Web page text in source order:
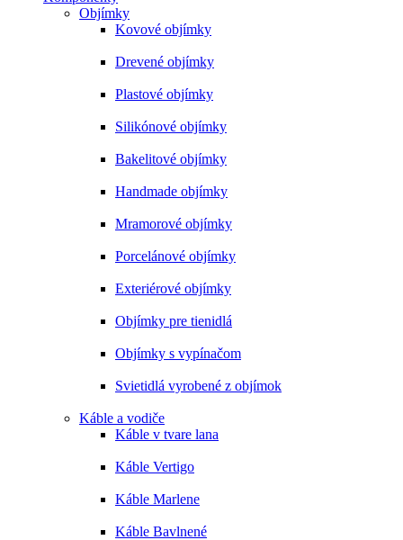
Objímky
Kovové objímky
Drevené objímky
Plastové objímky
Silikónové objímky
Bakelitové objímky
Handmade objímky
Mramorové objímky
Porcelánové objímky
Exteriérové objímky
Objímky pre tienidlá
Objímky s vypínačom
Svietidlá vyrobené z objímok
Káble a vodiče
Káble v tvare lana
Káble Vertigo
Káble Marlene
Káble Bavlnené